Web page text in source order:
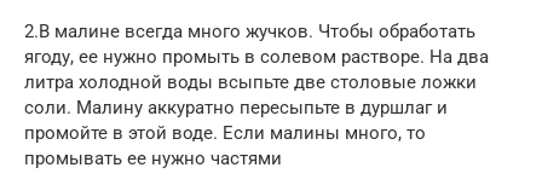
2.В малине всегда много жучков. Чтобы обработать
ягоду, ее нужно промыть в солевом растворе. На два
литра холодной воды всыпьте две столовые ложки
соли. Малину аккуратно пересыпьте в дуршлаг и
промойте в этой воде. Если малины много, то
промывать ее нужно частями